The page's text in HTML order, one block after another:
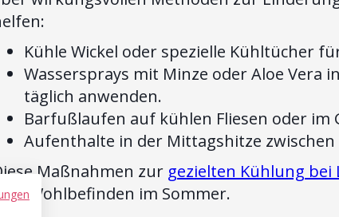
Kühle Wickel oder spezielle Kühltücher
Wassersprays mit Minze oder Aloe Vera
täglich anwenden.
Barfußlaufen auf kühlen Fliesen oder
Aufenthalte in der Mittagshitze
Maßnahmen zur gezielten Kühlung bei
Wohlbefinden im Sommer.